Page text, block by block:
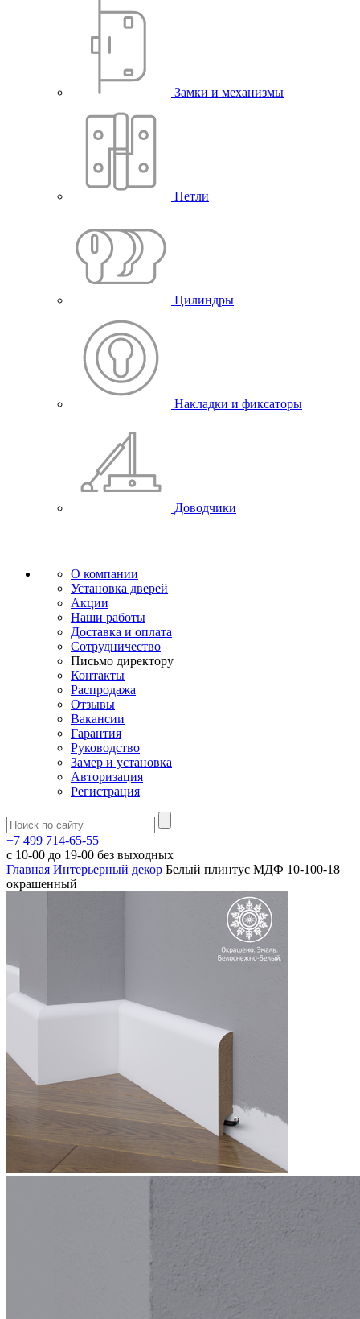
Замки и механизмы
Петли
Цилиндры
Накладки и фиксаторы
Доводчики
О компании
Установка дверей
Акции
Наши работы
Доставка и оплата
Сотрудничество
Письмо директору
Контакты
Распродажа
Отзывы
Вакансии
Гарантия
Руководство
Замер и установка
Авторизация
Регистрация
+7 499 714-65-55
с 10-00 до 19-00 без выходных
Главная Интерьерный декор Белый плинтус МДФ 10-100-18
окрашенный